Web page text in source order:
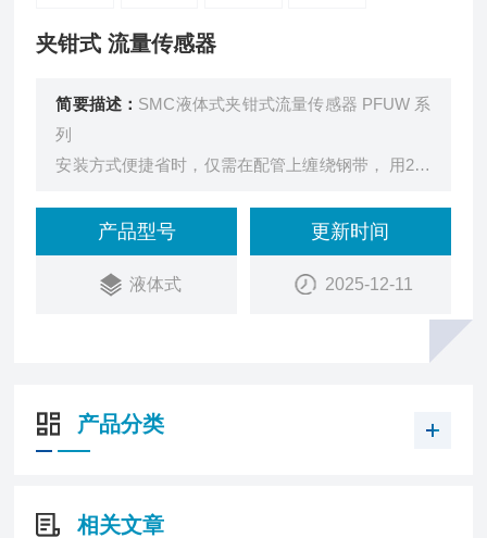
夹钳式 流量传感器
简要描述： SMC液体式夹钳式流量传感器 PFUW 系
列
安装方式便捷省时，仅需在配管上缠绕钢带， 用2个
可 通过夹钳安装可实现
“0"配管工时
“0"泄漏
“0"问题（接触流体部的材质）
“0"风险（异物不会侵入配管内部）
产品型号
液体式
更新时间
2025-12-11
产品分类
相关文章